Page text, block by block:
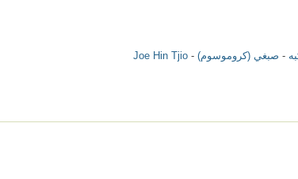
- صبغي (كروموسوم) -
Joe Hin Tjio